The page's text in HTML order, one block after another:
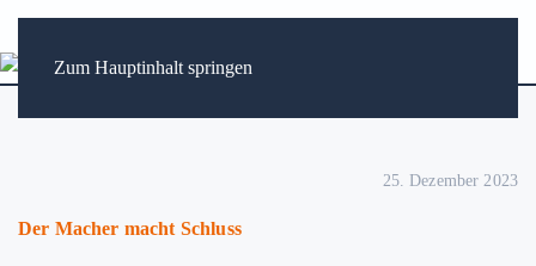
Zum Hauptinhalt springen
25. Dezember 2023
Der Macher macht Schluss